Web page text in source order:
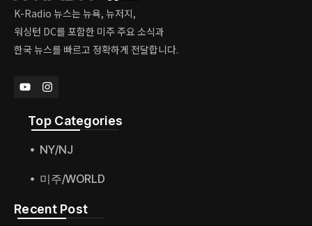
K-Radio 뉴스는 뉴욕, 뉴저지,
워싱턴 DC를 포함한 미주 주요 소식과
한국 뉴스를 빠르고 정확하게 전달합니다.
Top Categories​
NY/NJ
미주/WORLD
Recent Post